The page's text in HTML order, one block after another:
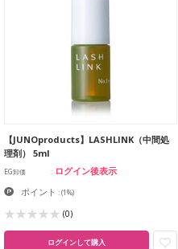
【JUNOproducts】LASHLINK（中間処
理剤） 5ml
EG卸価 ログイン後表示
ポイント :(1%)
(0)
ログインして購入